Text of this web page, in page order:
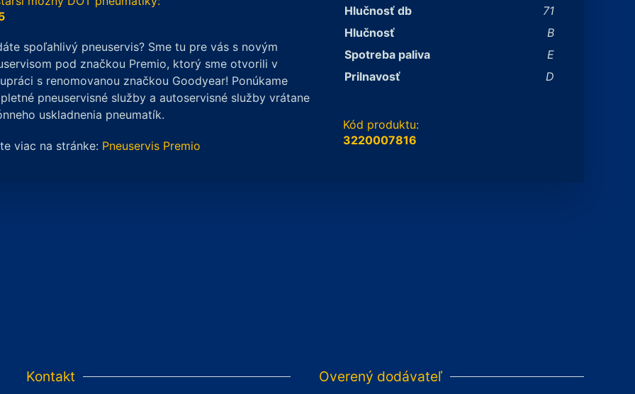
spoľahlivý pneuservis? Sme tu pre vás s novým
pod značkou Premio, ktorý sme otvorili v
s renomovanou značkou Goodyear! Ponúkame
pneuservisné služby a autoservisné služby vrátane
uskladnenia pneumatík.
viac na stránke: Pneuservis Premio
Hlučnosť db
71
Hlučnosť
B
Spotreba paliva
E
Prilnavosť
D
Kód produktu:
3220007816
Kontakt Overený dodávateľ